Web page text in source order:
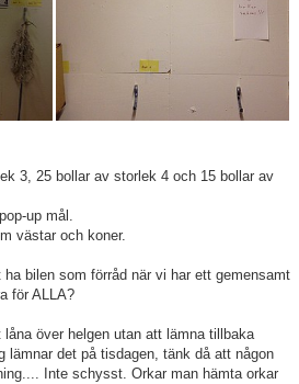
3, 25 bollar av storlek 4 och 15 bollar av
up mål.
västar och koner.
bilen som förråd när vi har ett gemensamt
för ALLA?
över helgen utan att lämna tillbaka
lämnar det på tisdagen, tänk då att någon
Inte schysst. Orkar man hämta orkar